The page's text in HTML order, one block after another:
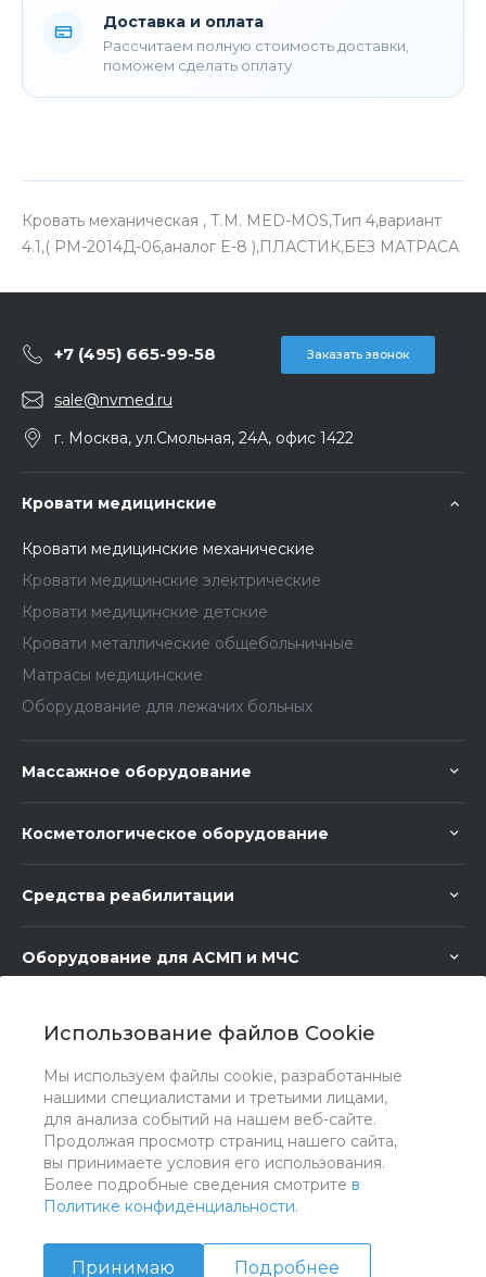
Использование файлов Cookie
Мы используем файлы cookie, разработанные
нашими специалистами и третьими лицами,
для анализа событий на нашем веб-сайте.
Продолжая просмотр страниц нашего сайта,
вы принимаете условия его использования.
Более подробные сведения смотрите в
Политике конфиденциальности.
Принимаю Подробнее
Доставка и оплата
Рассчитаем полную стоимость доставки,
поможем сделать оплату
Кровать механическая , Т.М. MED-MOS,Тип 4,вариант
4.1,( РМ-2014Д-06,аналог E-8 ),ПЛАСТИК,БЕЗ МАТРАСА
+7 (495) 665-99-58 Заказать звонок
sale@nvmed.ru
г. Москва, ул.Смольная, 24А, офис 1422
Кровати медицинские
Кровати медицинские механические
Кровати медицинские электрические
Кровати медицинские детские
Кровати металлические общебольничные
Матрасы медицинские
Оборудование для лежачих больных
Массажное оборудование
Косметологическое оборудование
Средства реабилитации
Оборудование для АСМП и МЧС
Медицинская мебель